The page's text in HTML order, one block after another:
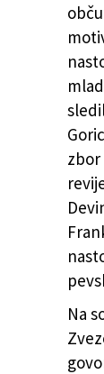
zbor
Na